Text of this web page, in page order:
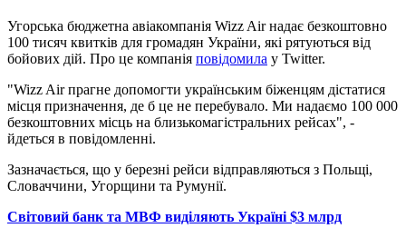
Угорська бюджетна авіакомпанія Wizz Air надає безкоштовно
100 тисяч квитків для громадян України, які рятуються від
бойових дій. Про це компанія повідомила у Twitter.
"Wizz Air прагне допомогти українським біженцям дістатися
місця призначення, де б це не перебувало. Ми надаємо 100 000
безкоштовних місць на близькомагістральних рейсах", -
йдеться в повідомленні.
Зазначається, що у березні рейси відправляються з Польщі,
Словаччини, Угорщини та Румунії.
Світовий банк та МВФ виділяють Україні $3 млрд